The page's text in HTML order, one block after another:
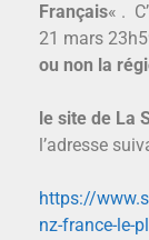
Français« .
21 mars
ou non la
le site de La
l’adresse
https://
nz-france-le-